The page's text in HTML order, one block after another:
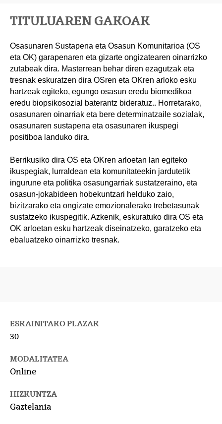
TITULUAREN GAKOAK
Osasunaren Sustapena eta Osasun Komunitarioa (OS
eta OK) garapenaren eta gizarte ongizatearen oinarrizko
zutabeak dira. Masterrean behar diren ezagutzak eta
tresnak eskuratzen dira OSren eta OKren arloko esku
hartzeak egiteko, egungo osasun eredu biomedikoa
eredu biopsikosozial baterantz bideratuz.. Horretarako,
osasunaren oinarriak eta bere determinatzaile sozialak,
osasunaren sustapena eta osasunaren ikuspegi
positiboa landuko dira.
Berrikusiko dira OS eta OKren arloetan lan egiteko
ikuspegiak, lurraldean eta komunitateekin jardutetik
ingurune eta politika osasungarriak sustatzeraino, eta
osasun-jokabideen hobekuntzari helduko zaio,
bizitzarako eta ongizate emozionalerako trebetasunak
sustatzeko ikuspegitik. Azkenik, eskuratuko dira OS eta
OK arloetan esku hartzeak diseinatzeko, garatzeko eta
ebaluatzeko oinarrizko tresnak.
ESKAINITAKO PLAZAK
30
MODALITATEA
Online
HIZKUNTZA
Gaztelania